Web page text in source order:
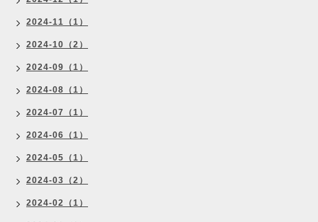
2024-11（1）
2024-10（2）
2024-09（1）
2024-08（1）
2024-07（1）
2024-06（1）
2024-05（1）
2024-03（2）
2024-02（1）